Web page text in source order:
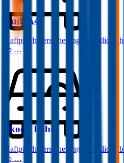
Audi A4
Haftpflichtversicherung monatlich ab
ab …
Skoda Fabia
Haftpflichtversicherung monatlich ab
ab …